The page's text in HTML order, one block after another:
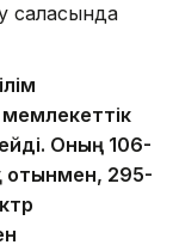
саласында
Оның 106-
отынмен, 295-